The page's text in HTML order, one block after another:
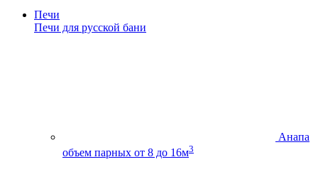
Печи
Печи для русской бани
Анапа
объем парных от 8 до 16м3